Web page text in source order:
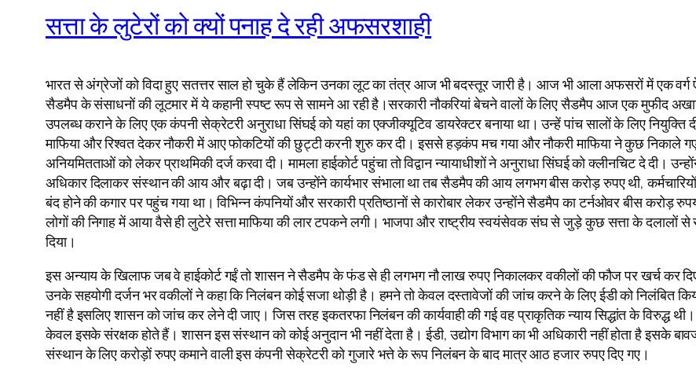
सत्ता के लुटेरों को क्यों पनाह दे रही अफसरशाही
भारत से अंग्रेजों को विदा हुए सतत्तर साल हो चुके हैं लेकिन उनका लूट का तंत्र आज भी बदस्तूर जारी है। आज भी आला अफसरों में एक वर्ग
सैडमैप के संसाधनों की लूटमार में ये कहानी स्पष्ट रूप से सामने आ रही है।सरकारी नौकरियां बेचने वालों के लिए सैडमैप आज एक मुफीद
उपलब्ध कराने के लिए एक कंपनी सेक्रेटरी अनुराधा सिंघई को यहां का एक्जीक्यूटिव डायरेक्टर बनाया था। उन्हें पांच सालों के लिए
माफिया और रिश्वत देकर नौकरी में आए फोकटियों की छुट्टी करनी शुरु कर दी। इससे हड़कंप मच गया और नौकरी माफिया ने कुछ निकाले
अनियमितताओं को लेकर प्राथमिकी दर्ज करवा दी। मामला हाईकोर्ट पहुंचा तो विद्वान न्यायाधीशों ने अनुराधा सिंघई को क्लीनचिट दे
अधिकार दिलाकर संस्थान की आय और बढ़ा दी। जब उन्होंने कार्यभार संभाला था तब सैडमैप की आय लगभग बीस करोड़ रुपए थी,
बंद होने की कगार पर पहुंच गया था। विभिन्न कंपनियों और सरकारी प्रतिष्ठानों से कारोबार लेकर उन्होंने सैडमैप का टर्नओवर बीस करोड़
लोगों की निगाह में आया वैसे ही लुटेरे सत्ता माफिया की लार टपकने लगी। भाजपा और राष्ट्रीय स्वयंसेवक संघ से जुड़े कुछ सत्ता के दलालों से
दिया।
इस अन्याय के खिलाफ जब वे हाईकोर्ट गईं तो शासन ने सैडमैप के फंड से ही लगभग नौ लाख रुपए निकालकर वकीलों की फौज पर खर्च कर
उनके सहयोगी दर्जन भर वकीलों ने कहा कि निलंबन कोई सजा थोड़ी है। हमने तो केवल दस्तावेजों की जांच करने के लिए ईडी को निलंबित
नहीं है इसलिए शासन को जांच कर लेने दी जाए। जिस तरह इकतरफा निलंबन की कार्यवाही की गई वह प्राकृतिक न्याय सिद्धांत के विरुद्ध
केवल इसके संरक्षक होते हैं। शासन इस संस्थान को कोई अनुदान भी नहीं देता है। ईडी, उद्योग विभाग का भी अधिकारी नहीं होता है इसके
संस्थान के लिए करोड़ों रुपए कमाने वाली इस कंपनी सेक्रेटरी को गुजारे भत्ते के रूप निलंबन के बाद मात्र आठ हजार रुपए दिए गए।